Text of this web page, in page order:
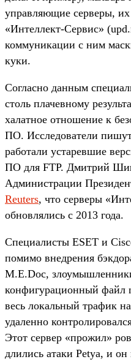
управляющие серверы, их
«Интеллект-Сервис»
коммуникации с ним
куки.
Согласно данным
столь плачевному
халатное отношение к
ПО. Исследователи
работали устаревшие
ПО для FTP. Дмитрий
Администрации
Reuters, что серверы
обновлялись с 2013 года.
Специалисты ESET и
помимо внедрения
M.E.Doc,
конфигурационный файл
весь локальный трафик
удаленно
Этот сервер «прожил»
длились атаки Petya, и он